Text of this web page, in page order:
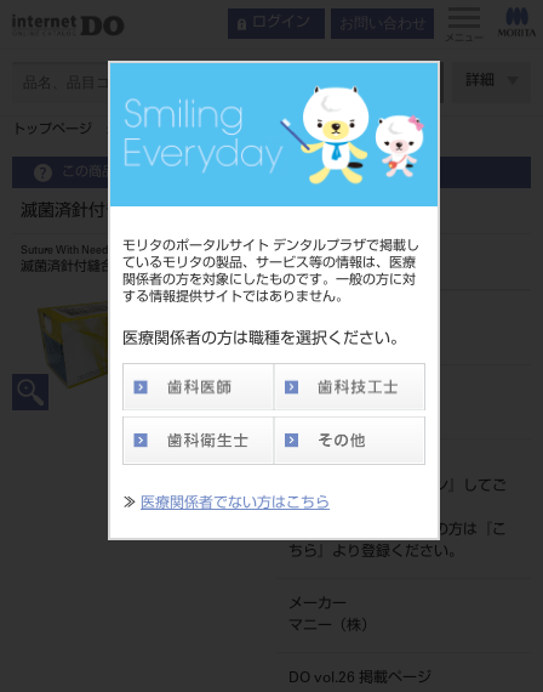
モリタのポータルサイト デンタルプラザで掲載し
ているモリタの製品、サービス等の情報は、医療
関係者の方を対象にしたものです。一般の方に対
する情報提供サイトではありません。
医療関係者の方は職種を選択ください。
≫ 医療関係者でない方はこちら
ログイン お問い合わせ
メニュー
詳細
トップページ 滅菌済針付き縫合糸 12入 No.18
この商品に関するお問い合わせ
滅菌済針付き縫合糸 12入 No.18
Suture With Needle
滅菌済針付縫合糸
20239016018
JAN/EANコード
標準価格
ログイン
』してご
覧ください。
ネット会員登録がまだの方は『
こ
ちら
』より登録ください。
メーカー
マニー（株）
DO vol.26 掲載ページ